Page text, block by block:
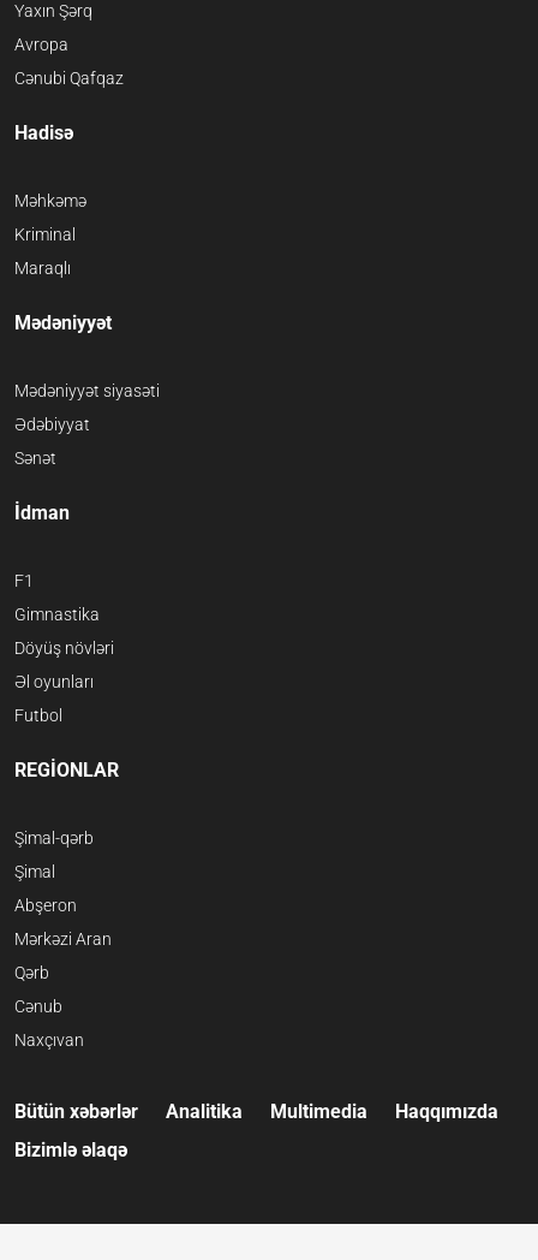
Yaxın Şərq
Avropa
Cənubi Qafqaz
Hadisə
Məhkəmə
Kriminal
Maraqlı
Mədəniyyət
Mədəniyyət siyasəti
Ədəbiyyat
Sənət
İdman
F1
Gimnastika
Döyüş növləri
Əl oyunları
Futbol
REGİONLAR
Şimal-qərb
Şimal
Abşeron
Mərkəzi Aran
Qərb
Cənub
Naxçıvan
Bütün xəbərlər Analitika Multimedia
Haqqımızda
Bizimlə əlaqə